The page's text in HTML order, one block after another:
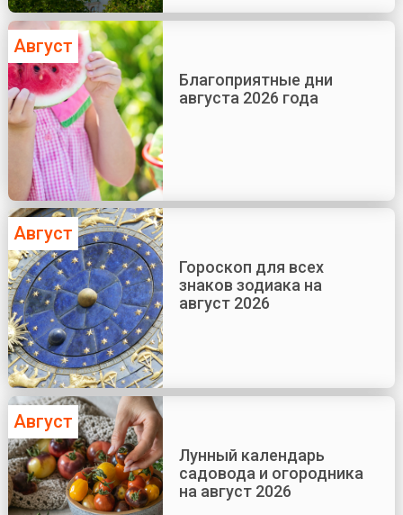
Август
Благоприятные дни
августа 2026 года
Август
Гороскоп для всех
знаков зодиака на
август 2026
Август
Лунный календарь
садовода и огородника
на август 2026